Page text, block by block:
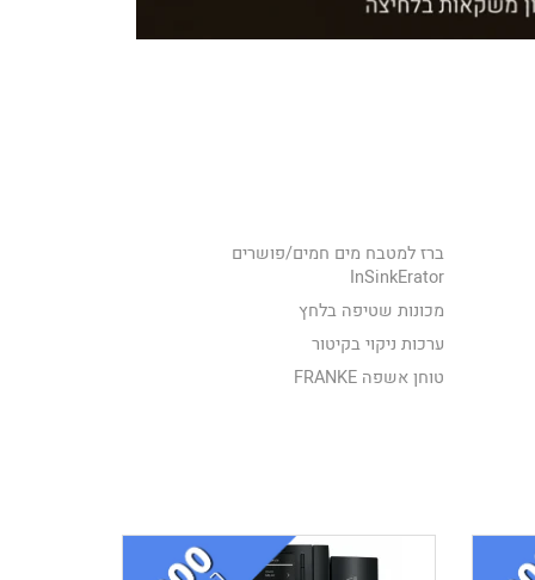
ברז למטבח מים חמים/פושרים
InSinkErator
מכונות שטיפה בלחץ
ערכות ניקוי בקיטור
טוחן אשפה FRANKE